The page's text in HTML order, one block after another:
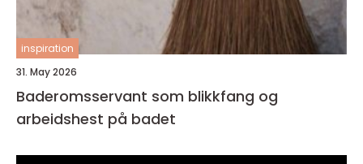
inspiration
31. May 2026
Baderomsservant som blikkfang og
arbeidshest på badet